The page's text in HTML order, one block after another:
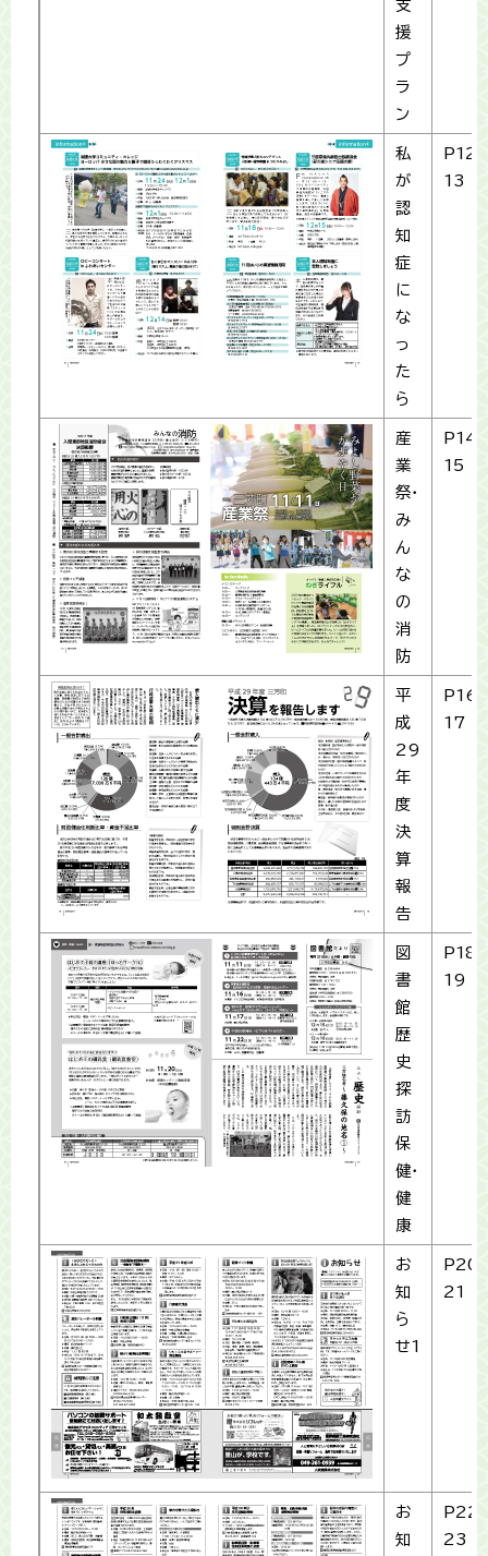
支
援
プ
ラ
ン
私
が
認
知
症
に
な
っ
た
ら
P12-
13
産
業
祭・
み
ん
な
の
消
防
P14-
15
平
成
29
年
度
決
算
報
告
P16-
17
図
書
館
歴
史
探
訪
保
健・
健
康
P18-
19
お
知
ら
せ1
P20-
21
お
知
P22-
23